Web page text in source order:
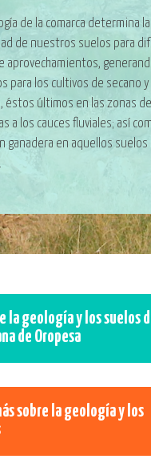
de la comarca determina la
de nuestros suelos para
aprovechamientos,
para los cultivos de secano y
éstos últimos en las zonas
a los cauces fluviales; así
ganadera en aquellos suelos
la geología y los suelos
de Oropesa
sobre la geología y los